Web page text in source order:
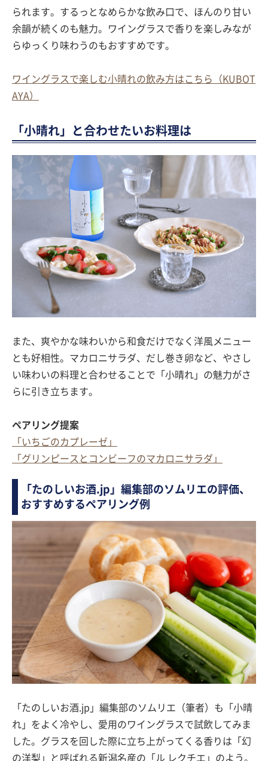
られます。するっとなめらかな飲み口で、ほんのり甘い
余韻が続くのも魅力。ワイングラスで香りを楽しみなが
らゆっくり味わうのもおすすめです。
ワイングラスで楽しむ小晴れの飲み方はこちら（KUBOT
AYA）
「小晴れ」と合わせたいお料理は
また、爽やかな味わいから和食だけでなく洋風メニュー
とも好相性。マカロニサラダ、だし巻き卵など、やさし
い味わいの料理と合わせることで「小晴れ」の魅力がさ
らに引き立ちます。
ペアリング提案
「いちごのカプレーゼ」
「グリンピースとコンビーフのマカロニサラダ」
「たのしいお酒.jp」編集部のソムリエの評価、
おすすめするペアリング例
「たのしいお酒.jp」編集部のソムリエ（筆者）も「小晴
れ」をよく冷やし、愛用のワイングラスで試飲してみま
した。グラスを回した際に立ち上がってくる香りは「幻
の洋梨」と呼ばれる新潟名産の「ル レクチエ」のよう。